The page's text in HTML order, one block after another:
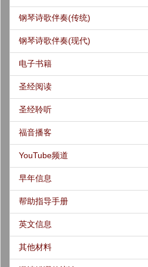
钢琴诗歌伴奏(传统)
钢琴诗歌伴奏(现代)
电子书籍
圣经阅读
圣经聆听
福音播客
YouTube频道
早年信息
帮助指导手册
英文信息
其他材料